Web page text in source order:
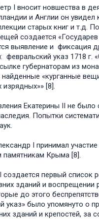
I вносит новшества в
и Англии он увидел
старых книг и т.д.
создается
выявление и фиксация
февральский указ 1718
губернаторам из
найденные «курганные
[8].
Екатерины II не
Попытки
I принимал
памятникам Крыма [8].
первый список
зданий и воспрещении
до этого
указ» было упомянуто о
зданий и крепостей, за